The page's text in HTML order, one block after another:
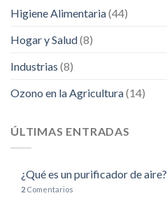
Higiene Alimentaria(44)
Hogar y Salud(8)
Industrias (8)
Ozono en la Agricultura(14)
ÚLTIMAS ENTRADAS
¿Qué es un purificador de aire?
2 Comentarios